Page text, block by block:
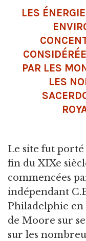
LES
PAR LES
LES
Le site fut
fin du XIXe
commencées
indépendant
Philadelphie en
de Moore sur
sur les